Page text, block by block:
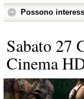
Possono
Sabato 27
Cinema